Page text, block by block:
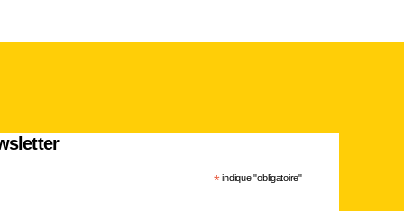
*indique "obligatoire"